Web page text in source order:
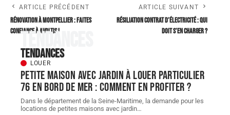
ARTICLE PRÉCÉDENT
Rénovation à Montpellier : faites
confiance à Avoltis !
ARTICLE SUIVANT
Résiliation contrat d’électricité : qui
doit s’en charger ?
Tendances
Tendances
LOUER
Petite maison avec jardin à louer particulier
76 en bord de mer : comment en profiter ?
Dans le département de la Seine-Maritime, la demande pour les
locations de petites maisons avec jardin…